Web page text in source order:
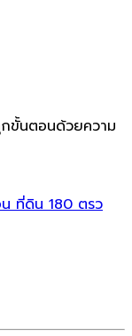
ขั้นตอนด้วยความ
ที่ดิน 180 ตรว